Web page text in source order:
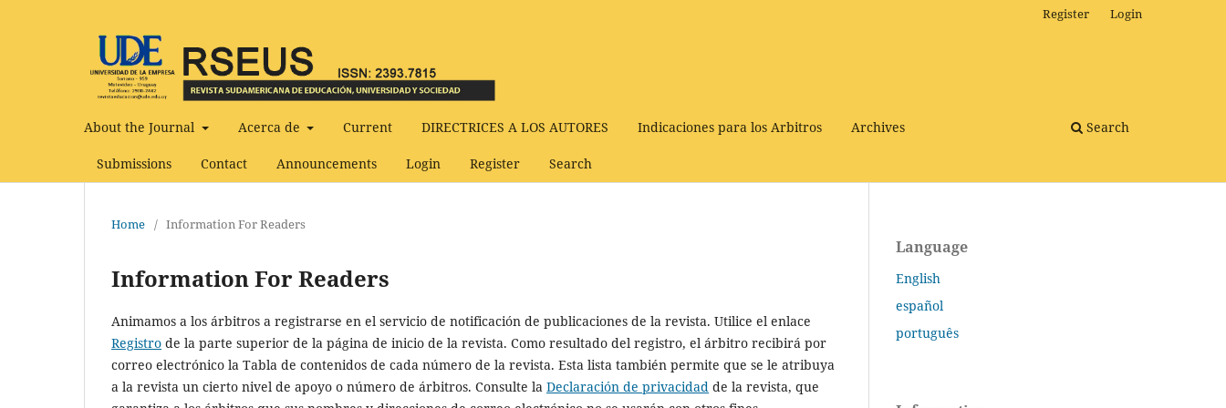
About the Journal Acerca de Current DIRECTRICES A LOS AUTORES Indicaciones para los Arbitros Archives
Submissions Contact Announcements Login Register Search
Search
Register Login
Home / Information For Readers
Information For Readers
Animamos a los árbitros a registrarse en el servicio de notificación de publicaciones de la revista. Utilice el enlace
Registro de la parte superior de la página de inicio de la revista. Como resultado del registro, el árbitro recibirá por
correo electrónico la Tabla de contenidos de cada número de la revista. Esta lista también permite que se le atribuya
a la revista un cierto nivel de apoyo o número de árbitros. Consulte la Declaración de privacidad de la revista, que
Language
English
español
português